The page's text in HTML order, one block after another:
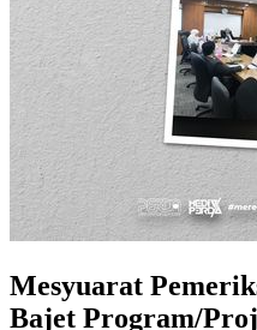
Mesyuarat
Bajet Program/